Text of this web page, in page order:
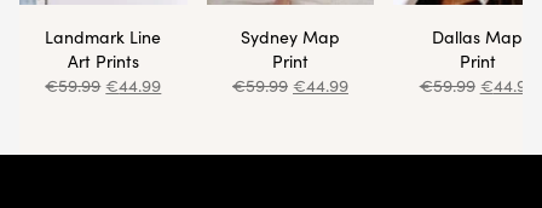
Landmark Line
Art Prints
€59.99 €44.99
Sydney Map
Print
€59.99 €44.99
Dallas Map
Print
€59.99 €44.99